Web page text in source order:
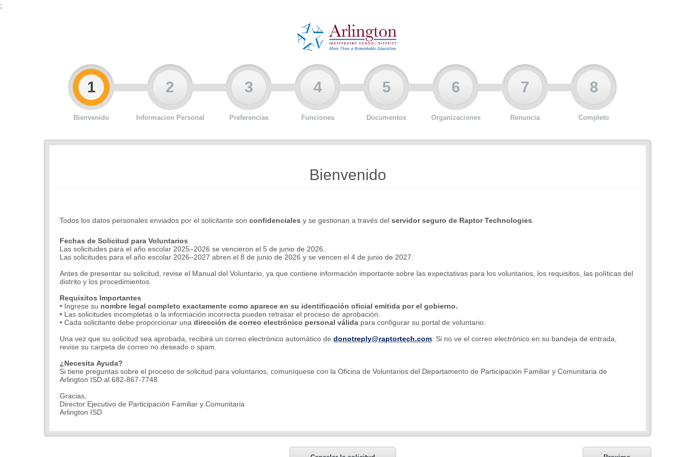
;
Bienvenido
1
Informacion Personal
2
Preferencias
3
Funciones
4
Documentos
5
Organizaciones
6
Renuncia
7
Completo
8
Bienvenido
Todos los datos personales enviados por el solicitante sonconfidenciales y se gestionan a través delservidor seguro de Raptor Technologies
Fechas de Solicitud para Voluntarios
Las solicitudes para el año escolar 2025–2026 se vencieron el 5 de junio de 2026.
Las solicitudes para el año escolar 2026–2027 abren el 8 de junio de 2026 y se vencen el 4 de junio de 2027.
Antes de presentar su solicitud, revise el Manual del Voluntario, ya que contiene información importante sobre las expectativas para los voluntarios, los requisitos, las políticas del
distrito y los procedimientos.
Requisitos Importantes
• Ingrese su nombre legal completo exactamente como aparece en su identificación oficial emitida por el gobierno.
• Las solicitudes incompletas o la información incorrecta pueden retrasar el proceso de aprobación.
• Cada solicitante debe proporcionar unadirección de correo electrónico personal válida para configurar su portal de voluntario.
Una vez que su solicitud sea aprobada, recibirá un correo electrónico automático dedonotreply@raptortech.com . Si no ve el correo electrónico en su bandeja de entrada,
revise su carpeta de correo no deseado o spam.
¿Necesita Ayuda?
Si tiene preguntas sobre el proceso de solicitud para voluntarios, comuníquese con la Oficina de Voluntarios del Departamento de Participación Familiar y Comunitaria de
Arlington ISD al 682-867-7748.
Gracias,
Director Ejecutivo de Participación Familiar y Comunitaria
Arlington ISD